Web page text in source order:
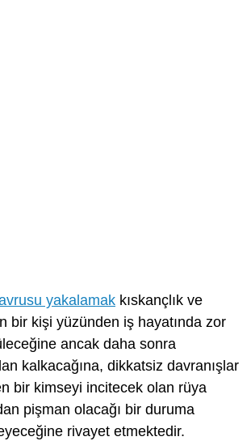
yakalamak kıskançlık ve
bir kişi yüzünden iş hayatında zor
ancak daha sonra
kalkacağına, dikkatsiz davranışlar
bir kimseyi incitecek olan rüya
pişman olacağı bir duruma
rivayet etmektedir.